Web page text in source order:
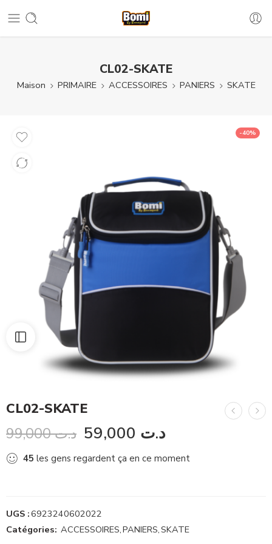
CL02-SKATE
Maison PRIMAIRE ACCESSOIRES PANIERS SKATE
-40%
CL02-SKATE
د.ت99,000 د.ت
45 les gens regardent ça en ce moment
UGS :6923240602022
Catégories: ACCESSOIRES,PANIERS,SKATE